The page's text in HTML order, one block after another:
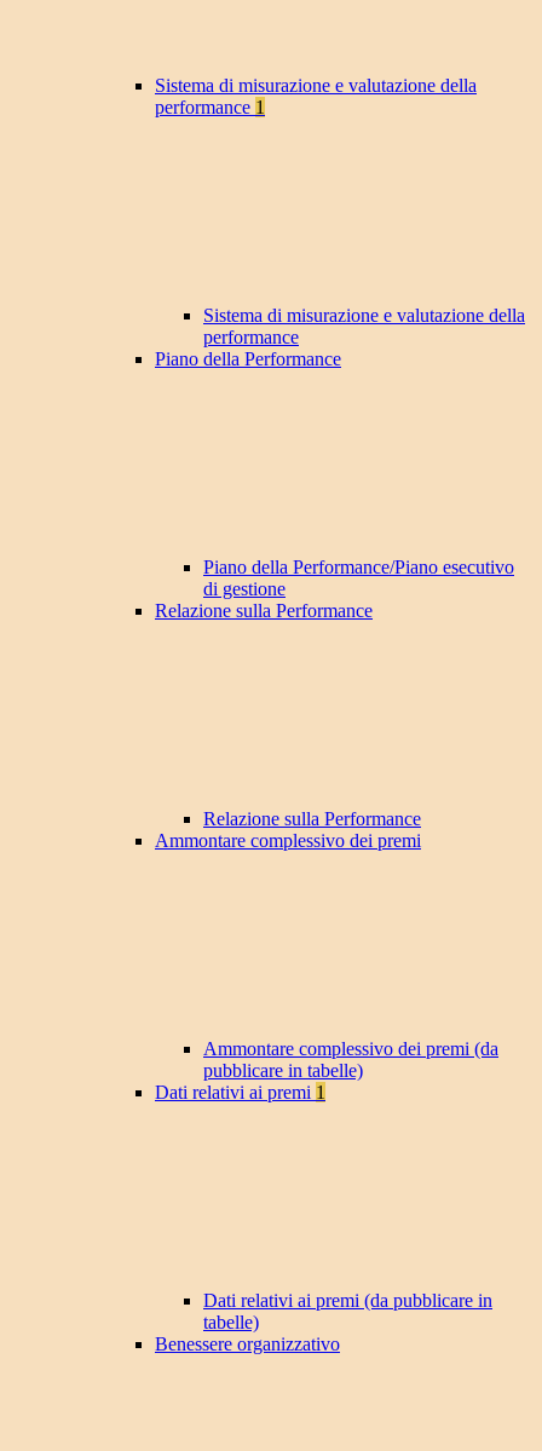
Sistema di misurazione e valutazione della
performance 1
Sistema di misurazione e valutazione della
performance
Piano della Performance
Piano della Performance/Piano esecutivo
di gestione
Relazione sulla Performance
Relazione sulla Performance
Ammontare complessivo dei premi
Ammontare complessivo dei premi (da
pubblicare in tabelle)
Dati relativi ai premi 1
Dati relativi ai premi (da pubblicare in
tabelle)
Benessere organizzativo